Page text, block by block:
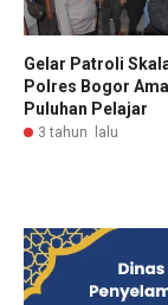
Gelar Patroli
Polres Bogor
Puluhan Pelajar
3 tahun lalu